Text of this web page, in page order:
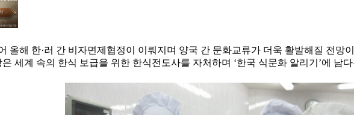
올해 한·러 간 비자면제협정이 이뤄지며 양국 간 문화교류가 더욱 활발해질 전망
세계 속의 한식 보급을 위한 한식전도사를 자처하며 ‘한국 식문화 알리기’에 남